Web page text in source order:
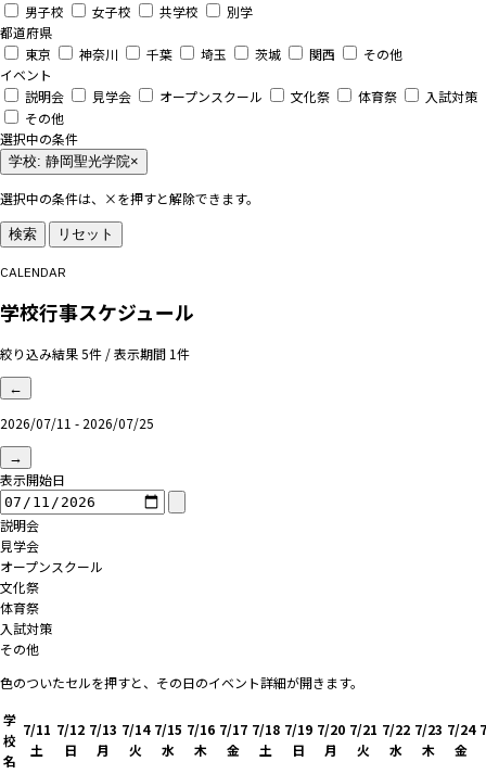
男子校
女子校 共学校
別学
都道府県
東京
神奈川 千葉 埼玉 茨城 関西
その他
イベント
説明会
見学会 オープンスクール 文化祭 体育祭
入試対策
その他
選択中の条件
学校: 静岡聖光学院×
選択中の条件は、×を押すと解除できます。
検索 リセット
CALENDAR
学校行事スケジュール
絞り込み結果 5件 / 表示期間 1件
←
2026/07/11 - 2026/07/25
→
表示開始日
説明会
見学会
オープンスクール
文化祭
体育祭
入試対策
その他
色のついたセルを押すと、その日のイベント詳細が開きます。
学
校
名
7/11
土
7/12
日
7/13
月
7/14
火
7/15
水
7/16
木
7/17
金
7/18
土
7/19
日
7/20
月
7/21
火
7/22
水
7/23
木
7/24
金